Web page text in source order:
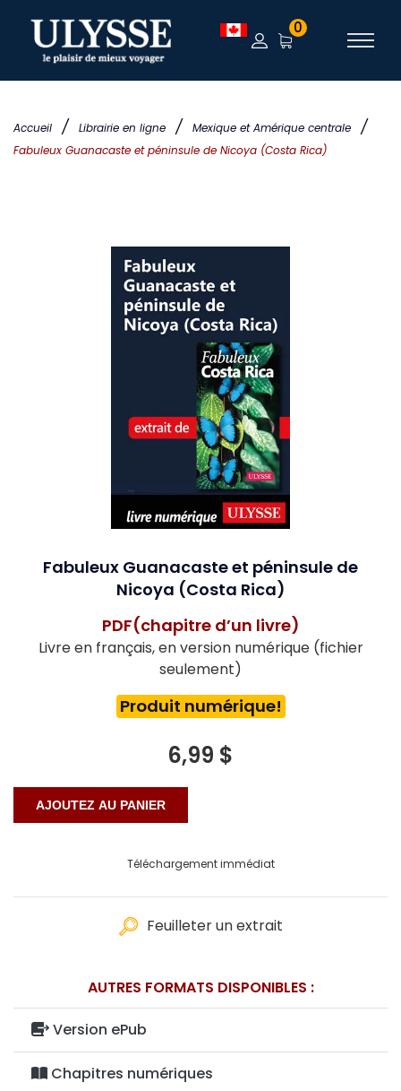
Accueil / Librairie en ligne / Mexique et Amérique centrale /
Fabuleux Guanacaste et péninsule de Nicoya (Costa Rica)
0
Fabuleux Guanacaste et péninsule de
Nicoya (Costa Rica)
PDF(chapitre d’un livre)
Livre en français, en version numérique (fichier
seulement)
Produit numérique!
6,99 $
Téléchargement immédiat
Feuilleter un extrait
AUTRES FORMATS DISPONIBLES :
Version ePub
Chapitres numériques